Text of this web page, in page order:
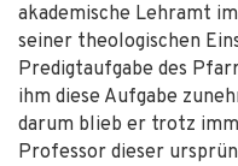
akademische Lehramt
seiner theologischen
Predigtaufgabe des
ihm diese Aufgabe
darum blieb er trotz
Professor dieser